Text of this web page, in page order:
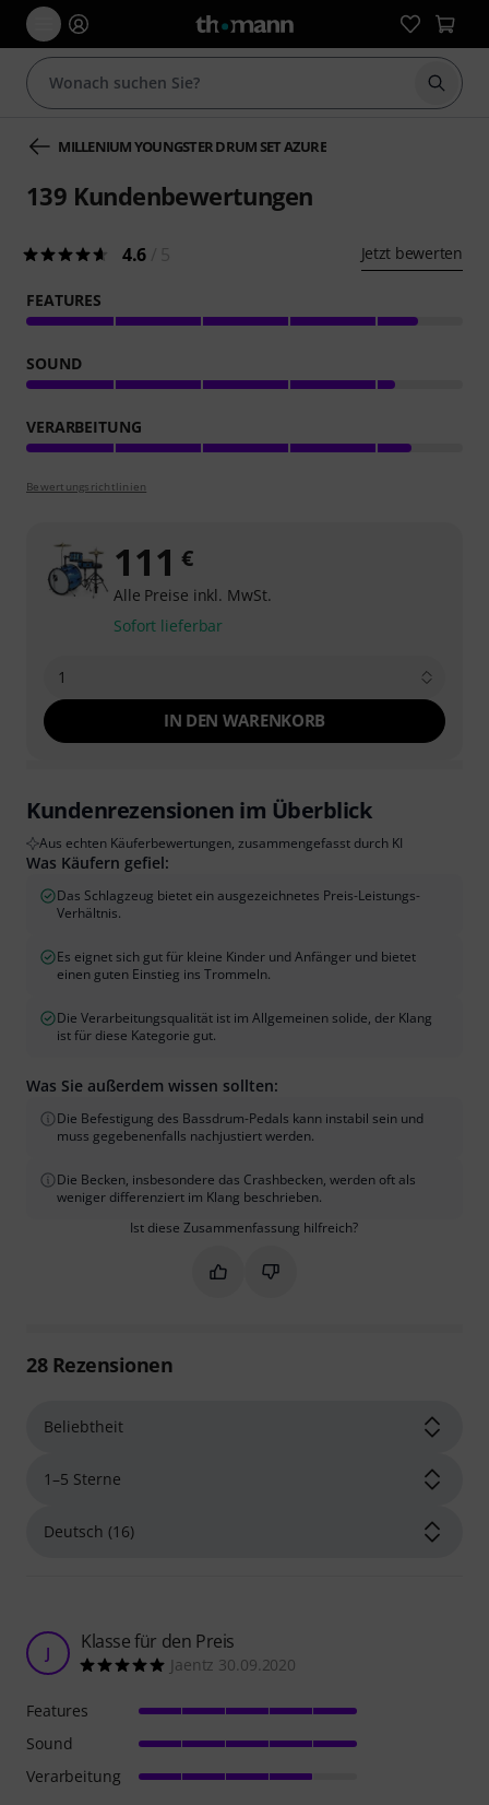
Suche
MILLENIUM YOUNGSTER DRUM SET AZURE
139 Kundenbewertungen
4.6 Jetzt bewerten
FEATURES
SOUND
VERARBEITUNG
Bewertungsrichtlinien
111 €
Alle Preise inkl. MwSt.
Sofort lieferbar
1
IN DEN WARENKORB
Kundenrezensionen im Überblick
Aus echten Käuferbewertungen, zusammengefasst durch KI
Was Käufern gefiel:
Das Schlagzeug bietet ein ausgezeichnetes Preis-Leistungs-
Verhältnis.
Es eignet sich gut für kleine Kinder und Anfänger und bietet
einen guten Einstieg ins Trommeln.
Die Verarbeitungsqualität ist im Allgemeinen solide, der Klang
ist für diese Kategorie gut.
Was Sie außerdem wissen sollten:
Die Befestigung des Bassdrum-Pedals kann instabil sein und
muss gegebenenfalls nachjustiert werden.
Die Becken, insbesondere das Crashbecken, werden oft als
weniger differenziert im Klang beschrieben.
Ist diese Zusammenfassung hilfreich?
Markieren Sie diese
Markieren Sie diese
28Rezensionen
J Klasse für den Preis
Jaentz 30.09.2020
Features
Sound
Verarbeitung